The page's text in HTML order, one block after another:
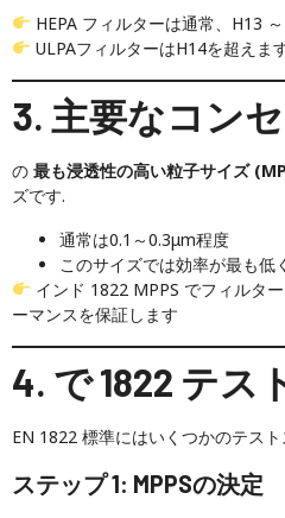
HEPA フィルターは通常、H13
ULPAフィルターはH14を超えま
3. 主要なコン
の 最も浸透性の高い粒子サイズ
ズです.
通常は0.1～0.3μm程度
このサイズでは効率が最も低
インド 1822 MPPS でフィルタ
ーマンスを保証します
4. で 1822 テス
EN 1822 標準にはいくつかのテス
ステップ 1: MPPSの決定